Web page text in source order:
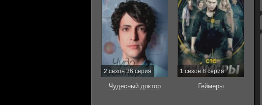
2 сезон 36 серия
Чудесный доктор
1 сезон 8 серия
Геймеры